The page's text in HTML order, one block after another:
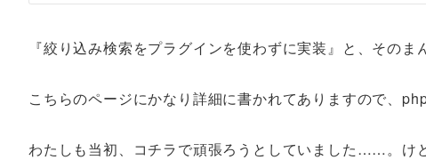
『絞り込み検索をプラグインを使わずに実装』と、そのま
こちらのページにかなり詳細に書かれてありますので、
わたしも当初、コチラで頑張ろうとしていました……。け